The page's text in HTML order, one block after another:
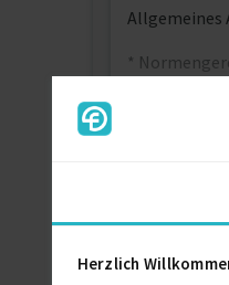
Herzlich
Allgemeines
*